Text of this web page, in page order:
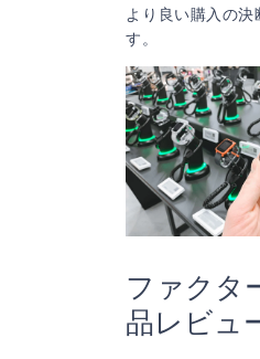
より良い購入の決
す。
ファクタ
品レビュ